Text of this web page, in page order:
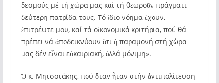
δεσμούς μέ τή χώρα μας καί τή θεωροῦν πράγματι
δεύτερη πατρίδα τους. Τό ἴδιο νόημα ἔχουν,
ἐπιτρέψτε μου, καί τά οἰκονομικά κριτήρια, πού θά
πρέπει νά ἀποδεικνύουν ὅτι ἡ παραμονή στή χώρα
μας δέν εἶναι εὐκαιριακή, ἀλλά μόνιμη».
Ὁ κ. Μητσοτάκης, πού ὅταν ἦταν στήν ἀντιπολίτευση